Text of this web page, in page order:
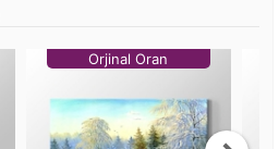
Orjinal Oran